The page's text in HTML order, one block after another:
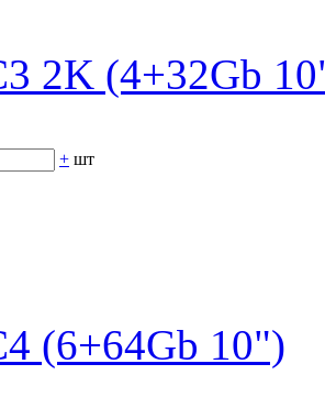
2K (4+32Gb
+ шт
(6+64Gb 10")